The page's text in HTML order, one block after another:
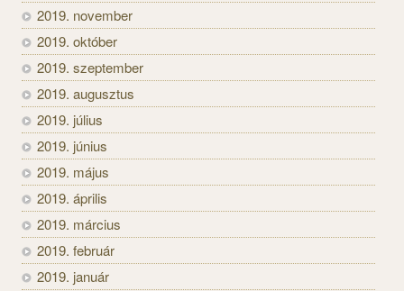
2019. november
2019. október
2019. szeptember
2019. augusztus
2019. július
2019. június
2019. május
2019. április
2019. március
2019. február
2019. január